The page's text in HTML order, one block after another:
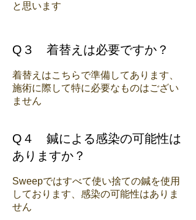
と思います
Q３ 着替えは必要ですか？
着替えはこちらで準備してあります、
施術に際して特に必要なものはござい
ません
Q４ 鍼による感染の可能性は
ありますか？
Sweepではすべて使い捨ての鍼を使用
しております、感染の可能性はありま
せん